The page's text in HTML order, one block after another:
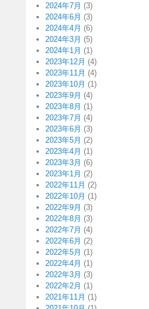
2024年7月 (3)
2024年6月 (3)
2024年4月 (6)
2024年3月 (5)
2024年1月 (1)
2023年12月 (4)
2023年11月 (4)
2023年10月 (1)
2023年9月 (4)
2023年8月 (1)
2023年7月 (4)
2023年6月 (3)
2023年5月 (2)
2023年4月 (1)
2023年3月 (6)
2023年1月 (2)
2022年11月 (2)
2022年10月 (1)
2022年9月 (3)
2022年8月 (3)
2022年7月 (4)
2022年6月 (2)
2022年5月 (1)
2022年4月 (1)
2022年3月 (3)
2022年2月 (1)
2021年11月 (1)